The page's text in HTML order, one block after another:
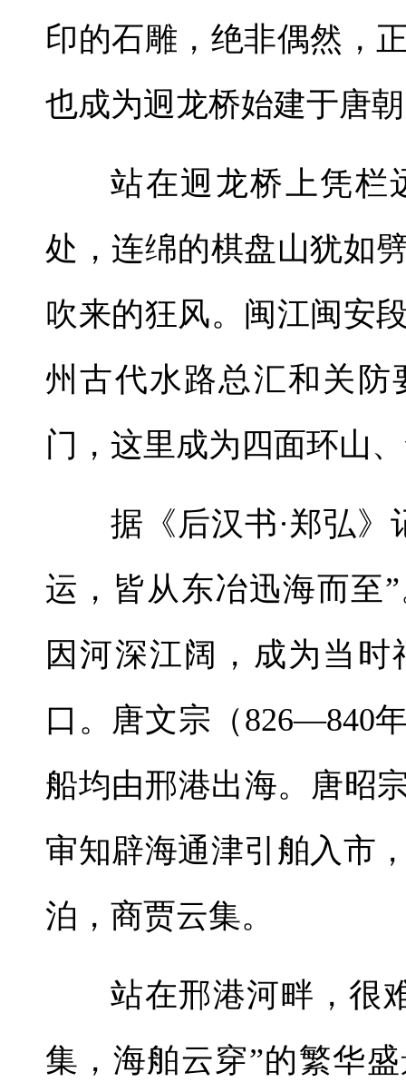
印的石雕，绝非偶然，
也成为迥龙桥始建于唐
站在迥龙桥上凭栏
处，连绵的棋盘山犹如
吹来的狂风。闽江闽安
州古代水路总汇和关
门，这里成为四面环山
据《后汉书·郑弘
运，皆从东冶迅海而至
因河深江阔，成为当
口。唐文宗（826—840
船均由邢港出海。唐昭
审知辟海通津引舶入市
泊，商贾云集。
站在邢港河畔，很
集，海舶云穿”的繁华